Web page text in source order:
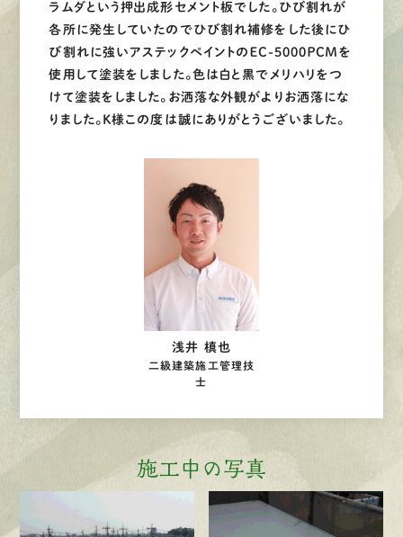
ラムダという押出成形セメント板でした。ひび割れが
各所に発生していたのでひび割れ補修をした後にひ
び割れに強いアステックペイントのＥＣ-5000ＰＣＭを
使用して塗装をしました。色は白と黒でメリハリをつ
けて塗装をしました。お洒落な外観がよりお洒落にな
りました。Ｋ様この度は誠にありがとうございました。
浅井 槙也
二級建築施工管理技
士
施工中の写真